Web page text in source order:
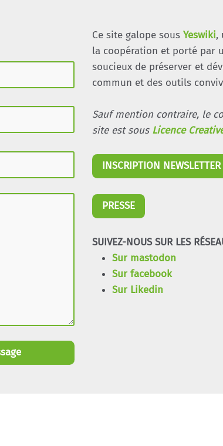
Ce site galope sous Yeswiki,
la coopération et porté par
soucieux de préserver et
commun et des outils
Sauf mention contraire, le
site est sous Licence
INSCRIPTION NEWSLETTER
PRESSE
SUIVEZ-NOUS SUR LES
Sur mastodon
Sur facebook
Sur Likedin